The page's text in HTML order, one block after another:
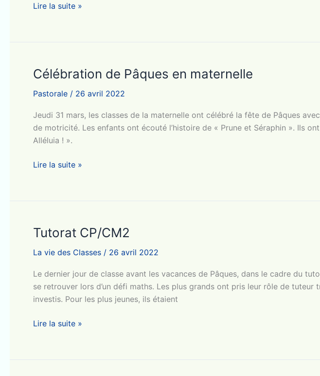
Bientôt
Lire la suite »
Célébration de Pâques en maternelle
Pastorale / 26 avril 2022
Jeudi 31 mars, les classes de la maternelle ont célébré la fête de Pâques
de motricité. Les enfants ont écouté l’histoire de « Prune et Séraphin ». Ils
Alléluia ! ».
Célébration
Lire la suite »
Tutorat CP/CM2
La vie des Classes / 26 avril 2022
Le dernier jour de classe avant les vacances de Pâques, dans le cadre du
se retrouver lors d’un défi maths. Les plus grands ont pris leur rôle de tuteur
investis. Pour les plus jeunes, ils étaient
Tutorat
Lire la suite »